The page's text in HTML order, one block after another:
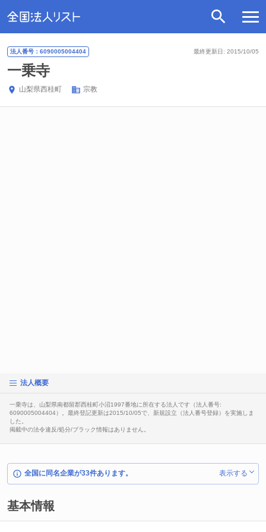
最終更新日: 2015/10/05
法人番号：6090005004404
一乗寺
山梨県西桂町 宗教
法人概要
一乗寺は、山梨県南都留郡西桂町小沼1997番地に所在する法人です（法人番号:
6090005004404）。最終登記更新は2015/10/05で、新規設立（法人番号登録）を実施しま
した。
掲載中の法令違反/処分/ブラック情報はありません。
全国に同名企業が33件あります。 表示する
基本情報